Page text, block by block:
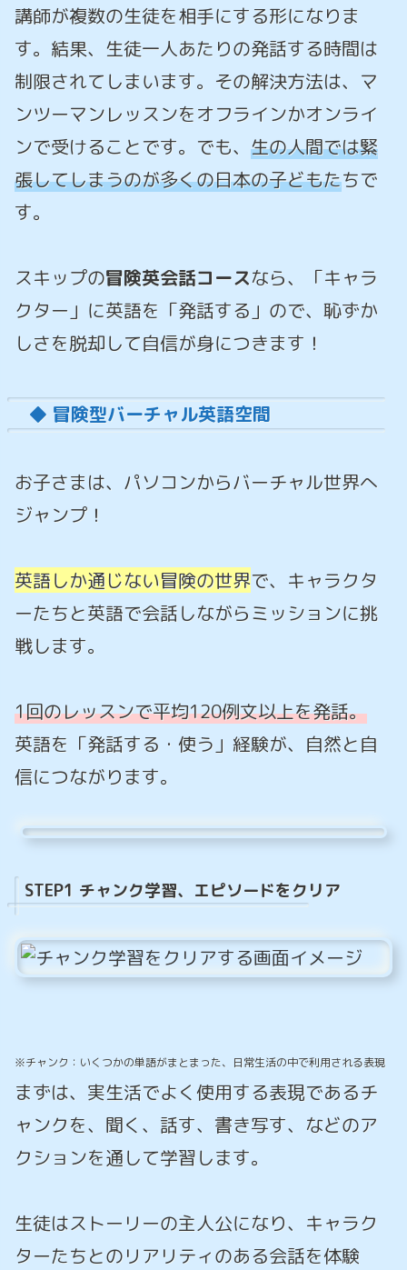
講師が複数の生徒を相手にする形になりま
す。結果、生徒一人あたりの発話する時間は
制限されてしまいます。その解決方法は、マ
ンツーマンレッスンをオフラインかオンライ
ンで受けることです。でも、 生の人間では緊
張してしまうのが多くの日本の子どもたちで
す。
スキップの冒険英会話コースなら、「キャラ
クター」に英語を「発話する」ので、恥ずか
しさを脱却して自信が身につきます！
◆ 冒険型バーチャル英語空間
お子さまは、パソコンからバーチャル世界へ
ジャンプ！
英語しか通じない冒険の世界で、キャラクタ
ーたちと英語で会話しながらミッションに挑
戦します。
1回のレッスンで平均120例文以上を発話。
英語を「発話する・使う」経験が、自然と自
信につながります。
STEP1 チャンク学習、エピソードをクリア
※チャンク：いくつかの単語がまとまった、日常生活の中で利用される表現
まずは、実生活でよく使用する表現であるチ
ャンクを、聞く、話す、書き写す、などのア
クションを通して学習します。
生徒はストーリーの主人公になり、キャラク
ターたちとのリアリティのある会話を体験